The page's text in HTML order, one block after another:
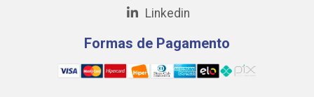
Linkedin
Formas de Pagamento